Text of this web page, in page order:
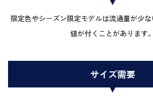
限定色やシーズン限定モデルは流通量が少
値が付くことがあります。
サイズ需要